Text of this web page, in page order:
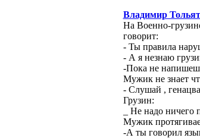
Владимир
На Военно-
говорит:
- Ты правила
- А я незнаю
-Пока не
Мужик не знает
- Слушай ,
Грузин:
_ Не надо ничего
Мужик
-А ты говорил